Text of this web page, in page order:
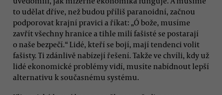
to udělat dříve, než budou příliš paranoidní, začnou
podporovat krajní pravici a říkat: „Ó bože, musíme
zavřít všechny hranice a tihle milí fašisté se postarají
o naše bezpečí.“ Lidé, kteří se bojí, mají tendenci volit
fašisty. Ti zdánlivě nabízejí řešení. Takže ve chvíli, kdy už
lidé ekonomické problémy vidí, musíte nabídnout lepší
alternativu k současnému systému.